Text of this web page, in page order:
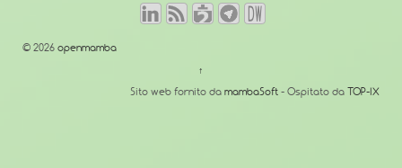
© 2026 openmamba
↑
Sito web fornito da mambaSoft - Ospitato da TOP-IX